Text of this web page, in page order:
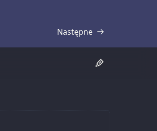
Następne
Transkrypcja